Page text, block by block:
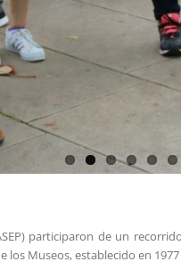
participaron de un
Museos, establecido en